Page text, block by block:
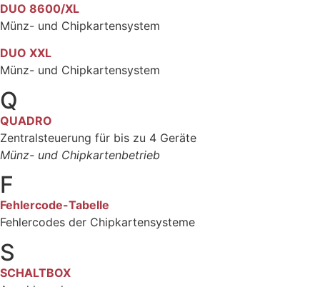
DUO 8600/XL
Münz- und Chipkartensystem
DUO XXL
Münz- und Chipkartensystem
Q
QUADRO
Zentralsteuerung für bis zu 4 Geräte
Münz- und Chipkartenbetrieb
F
Fehlercode-Tabelle
Fehlercodes der Chipkartensysteme
S
SCHALTBOX